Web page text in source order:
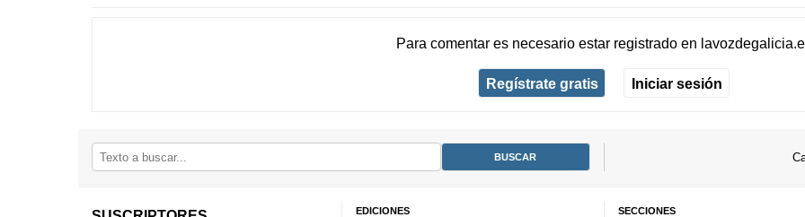
Para comentar es necesario estar registradoen
Regístrate gratis Iniciar sesión
EDICIONES SECCIONES